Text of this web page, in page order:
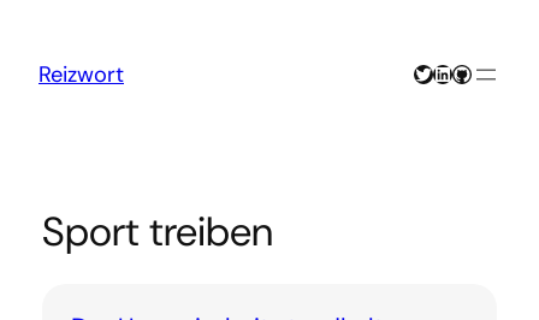
springen
Reizwort Twitter
LinkedIn
GitHub
Sport treiben